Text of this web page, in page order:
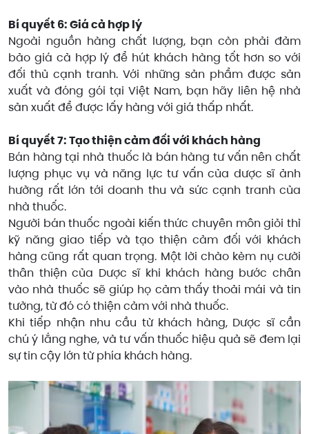
Bí quyết 6: Giá cả hợp lý
Ngoài nguồn hàng chất lượng, bạn còn phải đảm
bảo giá cả hợp lý để hút khách hàng tốt hơn so với
đối thủ cạnh tranh. Với những sản phẩm được sản
xuất và đóng gói tại Việt Nam, bạn hãy liên hệ nhà
sản xuất để được lấy hàng với giá thấp nhất.
Bí quyết 7: Tạo thiện cảm đối với khách hàng
Bán hàng tại nhà thuốc là bán hàng tư vấn nên chất
lượng phục vụ và năng lực tư vấn của dược sĩ ảnh
hưởng rất lớn tới doanh thu và sức cạnh tranh của
nhà thuốc.
Người bán thuốc ngoài kiến thức chuyên môn giỏi thì
kỹ năng giao tiếp và tạo thiện cảm đối với khách
hàng cũng rất quan trọng. Một lời chào kèm nụ cười
thân thiện của Dược sĩ khi khách hàng bước chân
vào nhà thuốc sẽ giúp họ cảm thấy thoải mái và tin
tưởng, từ đó có thiện cảm với nhà thuốc.
Khi tiếp nhận nhu cầu từ khách hàng, Dược sĩ cần
chú ý lắng nghe, và tư vấn thuốc hiệu quả sẽ đem lại
sự tin cậy lớn từ phía khách hàng.